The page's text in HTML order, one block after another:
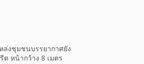
ล่งชุมชนบรรยากาศยัง
หน้ากว้าง 8 เมตร